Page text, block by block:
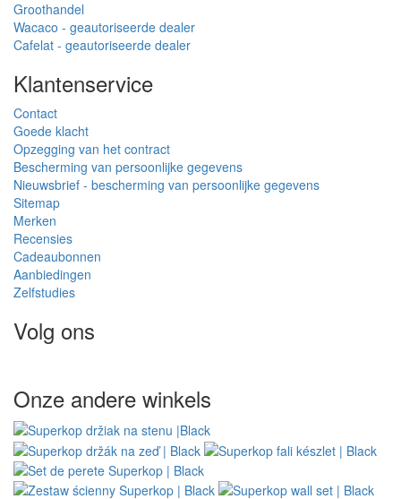
Groothandel
Wacaco - geautoriseerde dealer
Cafelat - geautoriseerde dealer
Klantenservice
Contact
Goede klacht
Opzegging van het contract
Bescherming van persoonlijke gegevens
Nieuwsbrief - bescherming van persoonlijke gegevens
Sitemap
Merken
Recensies
Cadeaubonnen
Aanbiedingen
Zelfstudies
Volg ons
Onze andere winkels